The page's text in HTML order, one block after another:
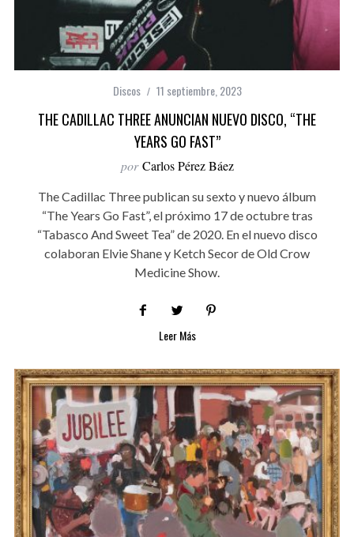
Discos 11 septiembre, 2023
THE CADILLAC THREE ANUNCIAN NUEVO DISCO, “THE
YEARS GO FAST”
por Carlos Pérez Báez
The Cadillac Three publican su sexto y nuevo álbum
“The Years Go Fast”, el próximo 17 de octubre tras
“Tabasco And Sweet Tea” de 2020. En el nuevo disco
colaboran Elvie Shane y Ketch Secor de Old Crow
Medicine Show.
Leer Más